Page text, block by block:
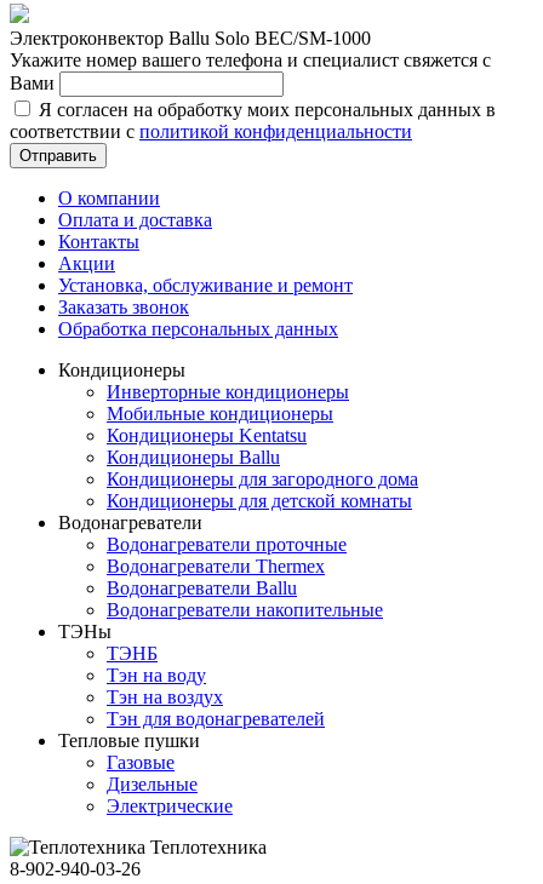
Электроконвектор Ballu Solo BEC/SM-1000
Укажите номер вашего телефона и специалист свяжется с
Вами
Я согласен на обработку моих персональных данных в
соответствии с политикой конфиденциальности
Отправить
О компании
Оплата и доставка
Контакты
Акции
Установка, обслуживание и ремонт
Заказать звонок
Обработка персональных данных
Кондиционеры
Инверторные кондиционеры
Мобильные кондиционеры
Кондиционеры Kentatsu
Кондиционеры Ballu
Кондиционеры для загородного дома
Кондиционеры для детской комнаты
Водонагреватели
Водонагреватели проточные
Водонагреватели Thermex
Водонагреватели Ballu
Водонагреватели накопительные
ТЭНы
ТЭНБ
Тэн на воду
Тэн на воздух
Тэн для водонагревателей
Тепловые пушки
Газовые
Дизельные
Электрические
Теплотехника
8-902-940-03-26